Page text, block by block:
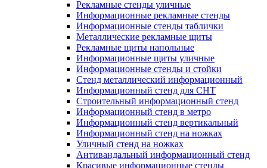
Рекламные стенды уличные
Информационные рекламные стенды
Информационные стенды таблички
Металлические рекламные щиты
Рекламные щиты напольные
Информационные щиты уличные
Информационные стенды и стойки
Стенд металлический информационный
Информационный стенд для СНТ
Строительный информационный стенд
Информационный стенд в метро
Информационный стенд вертикальный
Информационный стенд на ножках
Уличный стенд на ножках
Антивандальный информационный стенд
Красивые информационные стенды